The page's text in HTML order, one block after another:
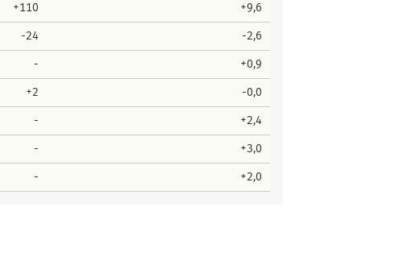
+110 +9,6
-24 -2,6
- +0,9
+2 -0,0
- +2,4
- +3,0
- +2,0